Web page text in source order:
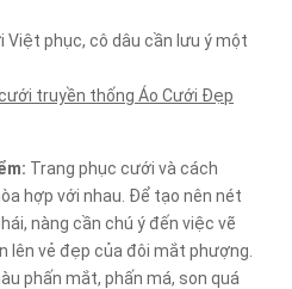
Việt phục, cô dâu cần lưu ý một
truyền thống Áo Cưới Đẹp
Trang phục cưới và cách
hợp với nhau. Để tạo nên nét
nàng cần chú ý đến việc vẽ
lên vẻ đẹp của đôi mắt phượng.
phấn mắt, phấn má, son quá